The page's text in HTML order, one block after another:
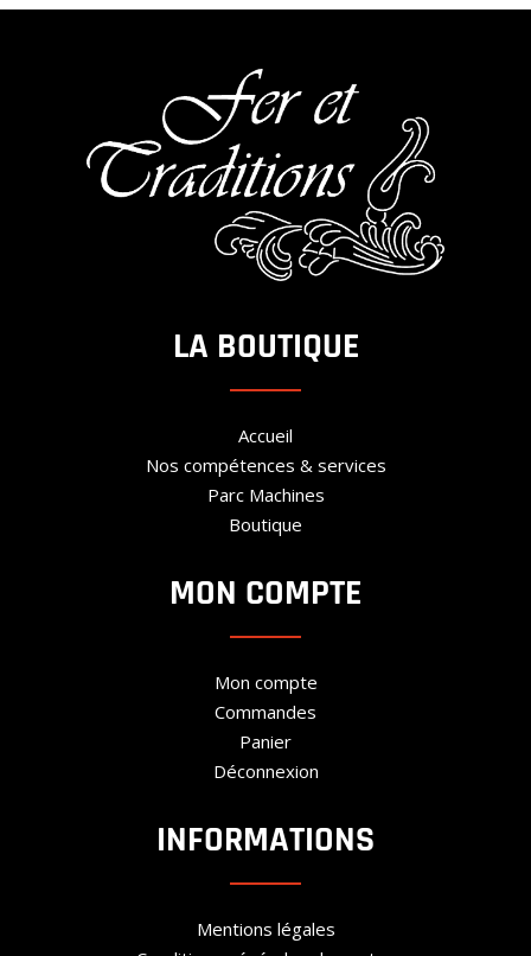
LA BOUTIQUE
Accueil
Nos compétences & services
Parc Machines
Boutique
MON COMPTE
Mon compte
Commandes
Panier
Déconnexion
INFORMATIONS
Mentions légales